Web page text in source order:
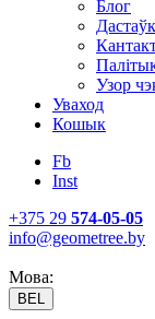
Блог
Узор
Уваход
Кошык
Fb
Inst
+375 29 574-05-05
info@geometree.by
Мова:
BEL